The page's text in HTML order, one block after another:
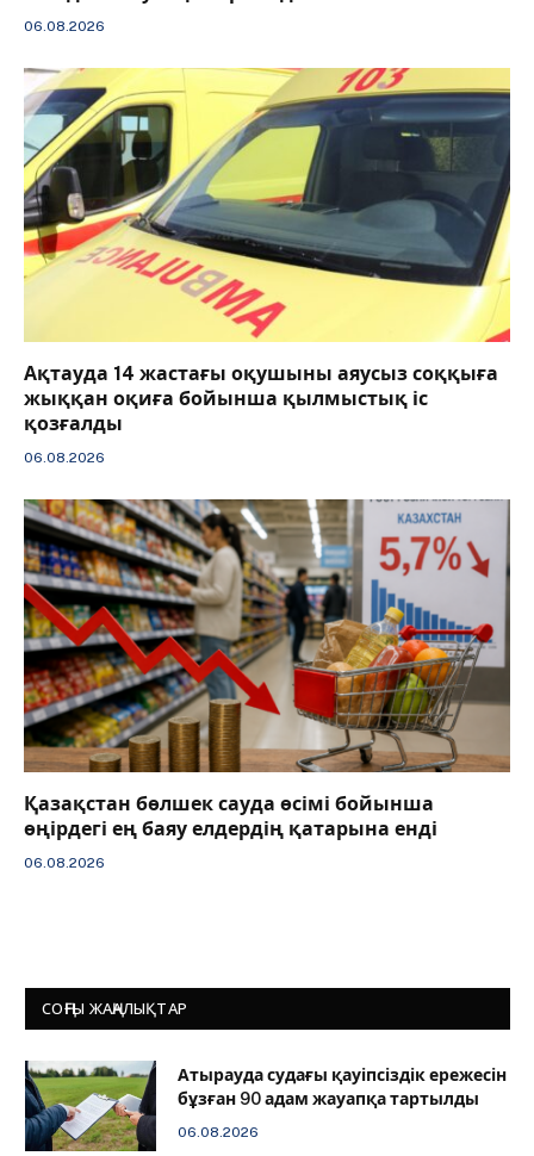
06.08.2026
Ақтауда 14 жастағы оқушыны аяусыз соққыға
жыққан оқиға бойынша қылмыстық іс
қозғалды
06.08.2026
Қазақстан бөлшек сауда өсімі бойынша
өңірдегі ең баяу елдердің қатарына енді
06.08.2026
СОҢҒЫ ЖАҢАЛЫҚТАР
Атырауда судағы қауіпсіздік ережесін
бұзған 90 адам жауапқа тартылды
06.08.2026